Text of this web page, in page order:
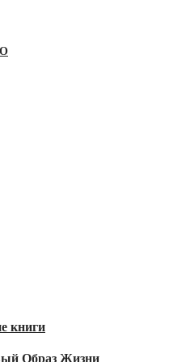
книги
Образ Жизни